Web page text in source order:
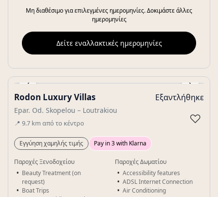
Μη διαθέσιμο για επιλεγμένες ημερομηνίες. Δοκιμάστε άλλες
ημερομηνίες
Δείτε εναλλακτικές ημερομηνίες
‹ ›
Gallery
Rodon Luxury Villas
Epar. Od. Skopelou – Loutrakiou
📍 9.7 km από το κέντρο
Εξαντλήθηκε
♡
Εγγύηση χαμηλής τιμής Pay in 3 with Klarna
Παροχές Ξενοδοχείου
Beauty Treatment (on
request)
Boat Trips
Παροχές Δωματίου
Accessibility features
ADSL Internet Connection
Air Conditioning